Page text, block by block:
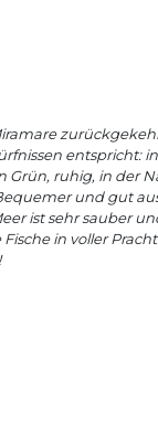
entspricht:
Grün, ruhig, in der
und gut
ist sehr sauber
in voller